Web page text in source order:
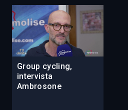
Group cycling,
intervista
Ambrosone